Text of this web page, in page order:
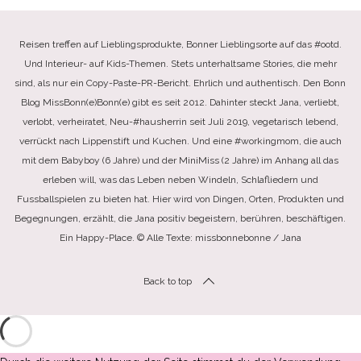
Reisen treffen auf Lieblingsprodukte, Bonner Lieblingsorte auf das #ootd.
Und Interieur- auf Kids-Themen. Stets unterhaltsame Stories, die mehr
sind, als nur ein Copy-Paste-PR-Bericht. Ehrlich und authentisch. Den Bonn
Blog MissBonn(e)Bonn(e) gibt es seit 2012. Dahinter steckt Jana, verliebt,
verlobt, verheiratet, Neu-#hausherrin seit Juli 2019, vegetarisch lebend,
verrückt nach Lippenstift und Kuchen. Und eine #workingmom, die auch
mit dem Babyboy (6 Jahre) und der MiniMiss (2 Jahre) im Anhang all das
erleben will, was das Leben neben Windeln, Schlafliedern und
Fussballspielen zu bieten hat. Hier wird von Dingen, Orten, Produkten und
Begegnungen, erzählt, die Jana positiv begeistern, berühren, beschäftigen.
Ein Happy-Place. © Alle Texte: missbonnebonne / Jana
Back to top